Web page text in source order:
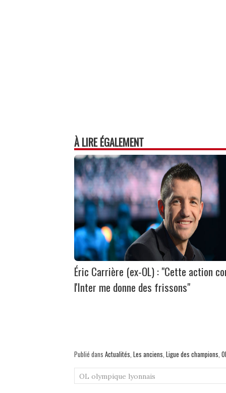
À LIRE ÉGALEMENT
Éric Carrière (ex-OL) : "Cette action
l'Inter me donne des frissons"
Publié dans Actualités Les anciens Ligue des champions
OL olympique lyonnais